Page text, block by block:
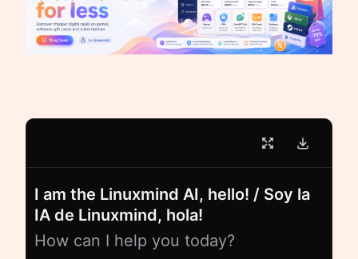
I am the Linuxmind AI, hello! / Soy la
IA de Linuxmind, hola!
How can I help you today?